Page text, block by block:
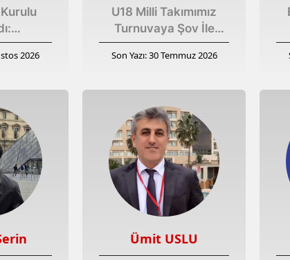
Rakam
2026
U18 Milli Takımımız
Turnuvaya Şov İle
Başladı
Son Yazı: 30 Temmuz 2026
Ümit USLU